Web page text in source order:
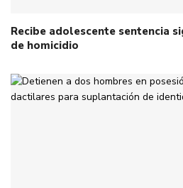
Recibe adolescente sentencia
de homicidio